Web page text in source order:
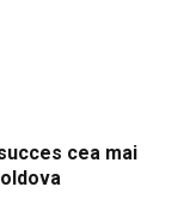
cea mai